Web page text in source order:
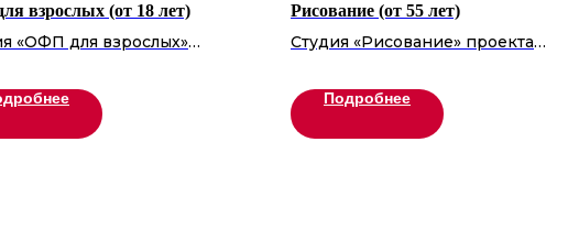
взрослых (от 18 лет)
«ОФП для взрослых»
отличную
форму! Эффективные
помогут укрепить
Рисование (от 55 лет)
Студия «Рисование» проекта
приглашает творчески выразить
себя через искусство. Под
руководством профессиональных
Подробнее